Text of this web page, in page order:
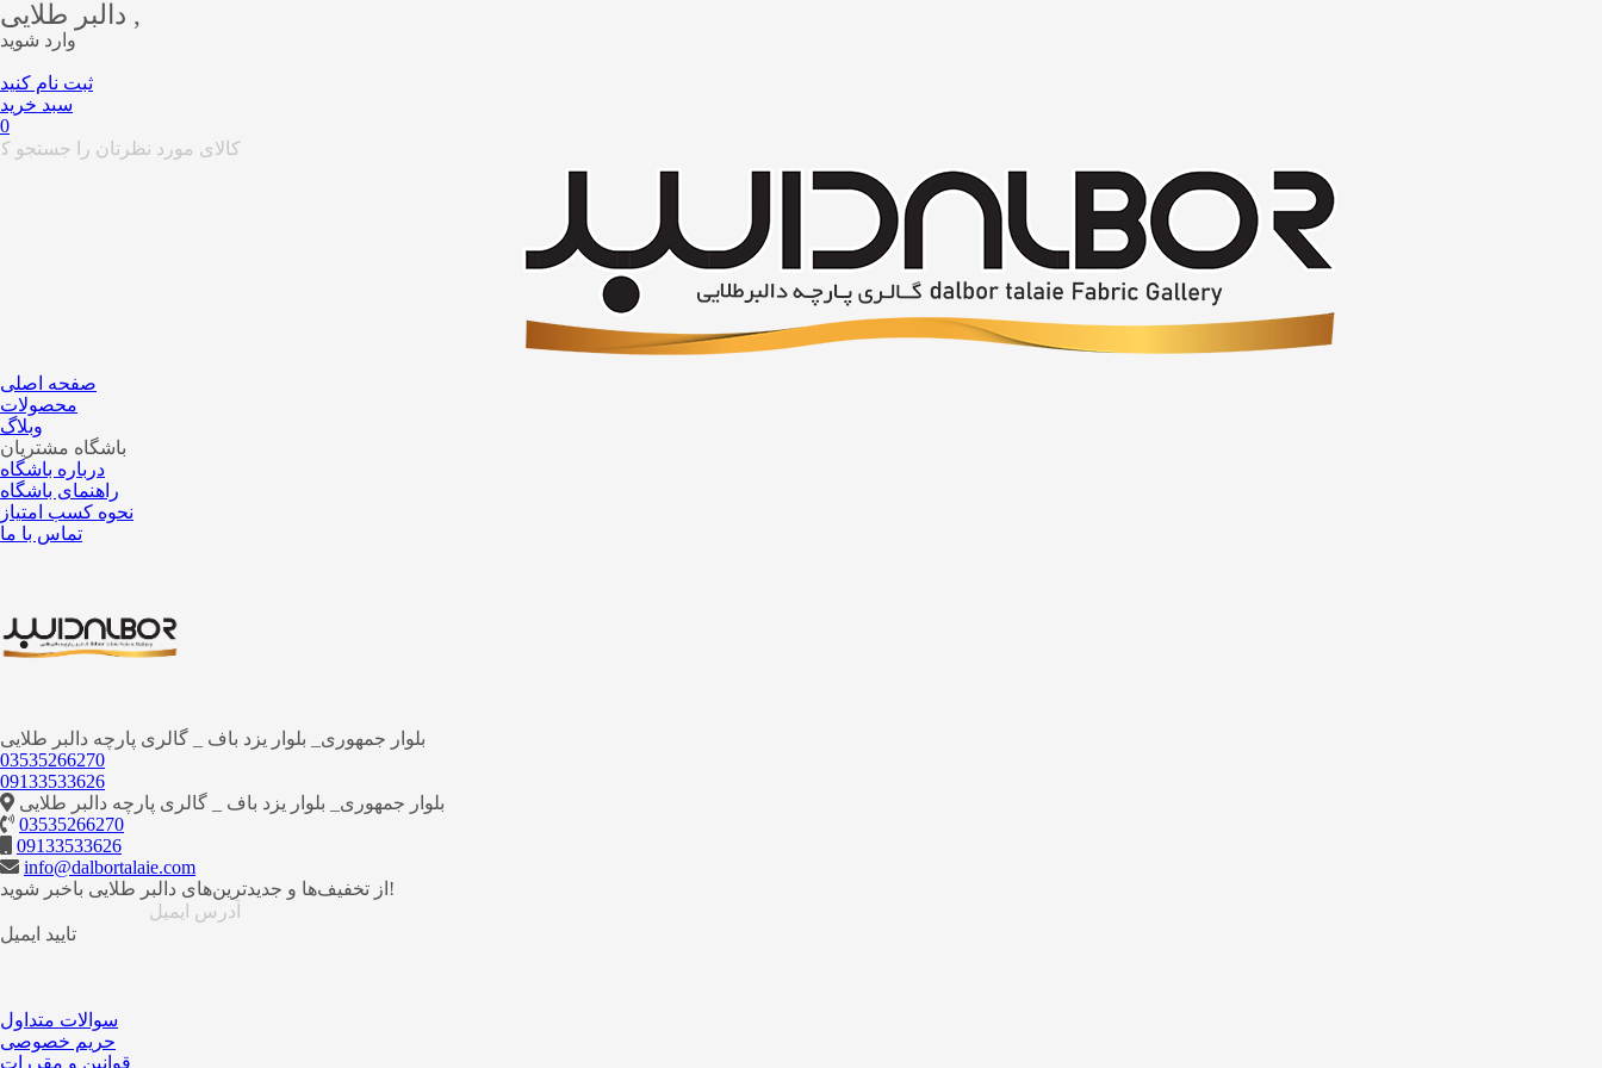
دالبر طلایی ,
وارد شوید
ثبت نام کنید
سبد خرید
0
صفحه اصلی
محصولات
وبلاگ
باشگاه مشتریان
درباره باشگاه
راهنمای باشگاه
نحوه کسب امتیاز
تماس با ما
بلوار جمهوری_ بلوار یزد باف _ گالری پارچه دالبر طلایی
03535266270
09133533626
بلوار جمهوری_ بلوار یزد باف _ گالری پارچه دالبر طلایی
03535266270
09133533626
info@dalbortalaie.com
از تخفیف‌ها و جدیدترین‌های دالبر طلایی باخبر شوید!
تایید ایمیل
سوالات متداول
حریم خصوصی
قوانین و مقررات